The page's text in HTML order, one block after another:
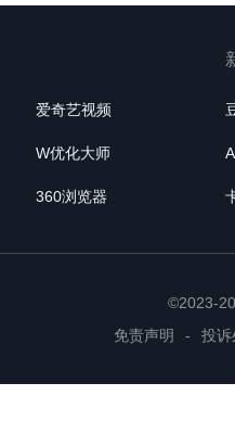
爱奇艺视频
W优化大师
360浏览器
©2023-
免责声明
- 投诉